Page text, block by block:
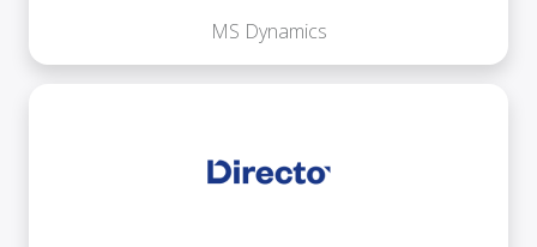
MS Dynamics